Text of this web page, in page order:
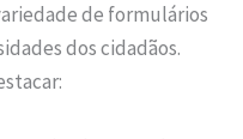
de formulários
dos cidadãos.